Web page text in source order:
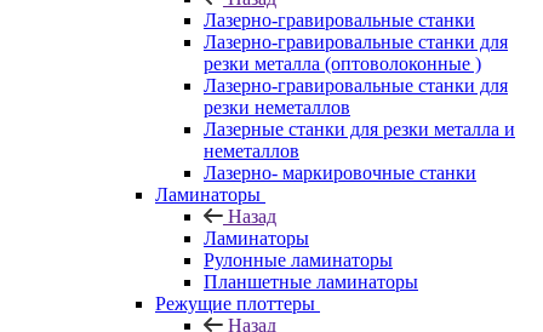
Лазерно-гравировальные станки
Лазерно-гравировальные станки для
резки металла (оптоволоконные )
Лазерно-гравировальные станки для
резки неметаллов
Лазерные станки для резки металла и
неметаллов
Лазерно- маркировочные станки
Ламинаторы
Назад
Ламинаторы
Рулонные ламинаторы
Планшетные ламинаторы
Режущие плоттеры
Назад